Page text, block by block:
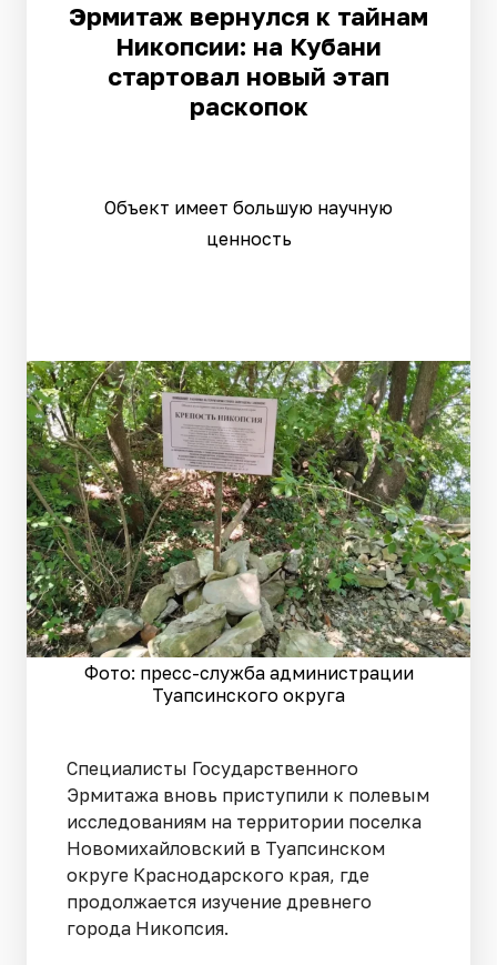
Эрмитаж вернулся к тайнам
Никопсии: на Кубани
стартовал новый этап
раскопок
Объект имеет большую научную
ценность
Фото: пресс-служба администрации
Туапсинского округа
Специалисты Государственного
Эрмитажа вновь приступили к полевым
исследованиям на территории поселка
Новомихайловский в Туапсинском
округе Краснодарского края, где
продолжается изучение древнего
города Никопсия.